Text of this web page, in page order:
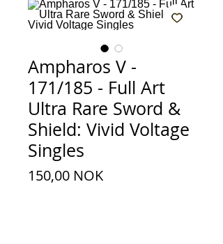
Ampharos V -
171/185 - Full Art
Ultra Rare Sword &
Shield: Vivid Voltage
Singles
150,00 NOKPris